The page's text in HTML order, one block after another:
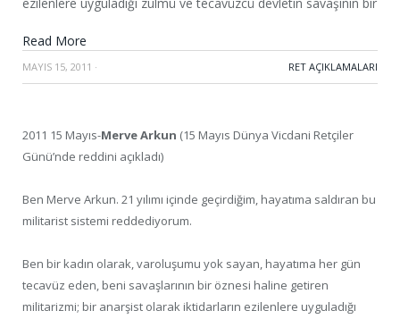
Read More
MAYIS 15, 2011 · RET AÇIKLAMALARI
2011 15 Mayıs-Merve Arkun (15 Mayıs Dünya Vicdani Retçiler
Günü’nde reddini açıkladı)
Ben Merve Arkun. 21 yılımı içinde geçirdiğim, hayatıma saldıran bu
militarist sistemi reddediyorum.
Ben bir kadın olarak, varoluşumu yok sayan, hayatıma her gün
tecavüz eden, beni savaşlarının bir öznesi haline getiren
militarizmi; bir anarşist olarak iktidarların ezilenlere uyguladığı